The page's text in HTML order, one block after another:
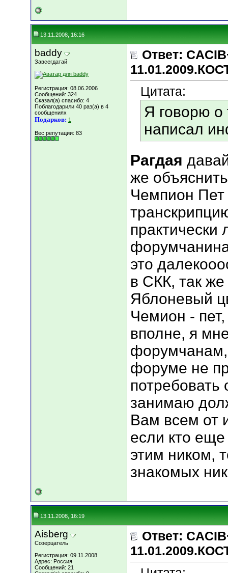
13.11.2008, 16:16
baddy
Завсегдатай
Регистрация: 08.06.2006
Сообщений: 324
Сказал(а) спасибо: 4
Поблагодарили 40 раз(а) в 4
сообщениях
Подарков: 1
Вес репутации: 83
Ответ:
Цитата:
Я говорю о
написал
Рагдая
же
Чемпион
практически
это
в СКК, так
Яблоневый
Чемион -
вполне, я
форумчанам,
форуме не
потребовать
занимаю
Вам всем от
если кто еще
этим ником,
знакомых
13.11.2008, 16:19
Aisberg
Созерцатель
Регистрация: 09.11.2008
Адрес: Россия
Сообщений: 21
Ответ: